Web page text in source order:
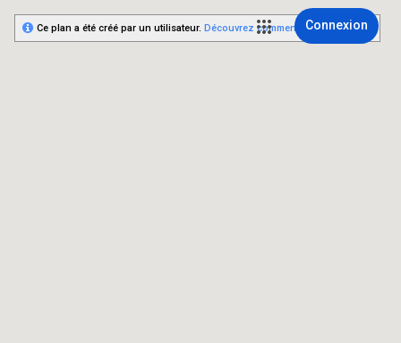
Connexion
Ce plan a été créé par un utilisateur. Découvrez comment créer le vôtre.